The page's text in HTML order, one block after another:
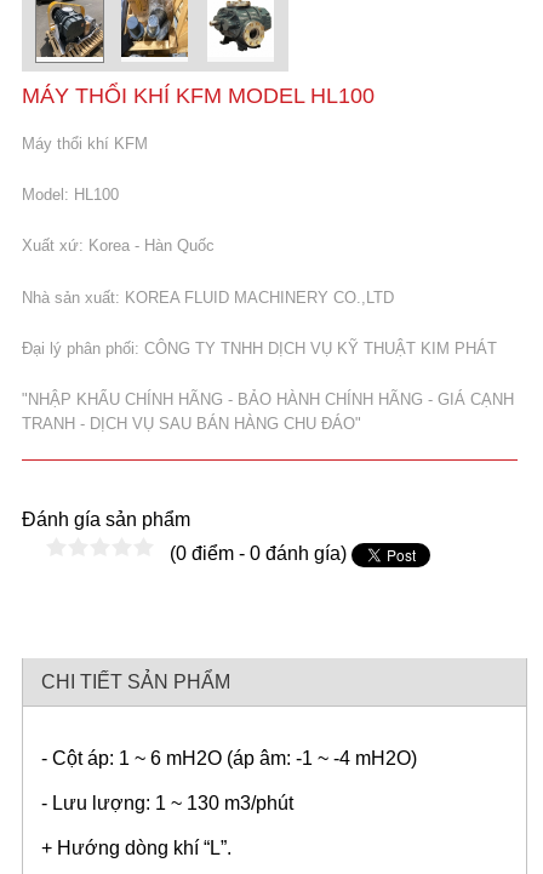
MÁY THỔI KHÍ KFM MODEL HL100
Máy thổi khí KFM
Model: HL100
Xuất xứ: Korea - Hàn Quốc
Nhà sản xuất: KOREA FLUID MACHINERY CO.,LTD
Đại lý phân phối: CÔNG TY TNHH DỊCH VỤ KỸ THUẬT KIM PHÁT
"NHẬP KHẨU CHÍNH HÃNG - BẢO HÀNH CHÍNH HÃNG - GIÁ CẠNH
TRANH - DỊCH VỤ SAU BÁN HÀNG CHU ĐÁO"
Đánh gía sản phẩm
(0 điểm - 0 đánh gía)
CHI TIẾT SẢN PHẨM
- Cột áp: 1 ~ 6 mH2O (áp âm: -1 ~ -4 mH2O)
- Lưu lượng: 1 ~ 130 m3/phút
+ Hướng dòng khí “L”.